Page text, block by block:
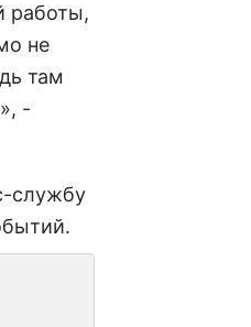
работы,
не
там
-
службу